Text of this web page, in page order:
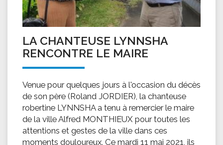
LA CHANTEUSE LYNNSHA
RENCONTRE LE MAIRE
Venue pour quelques jours à l'occasion du décès
de son père (Roland JORDIER), la chanteuse
robertine LYNNSHA a tenu à remercier le maire
de la ville Alfred MONTHIEUX pour toutes les
attentions et gestes de la ville dans ces
moments douloureux. Ce mardi 11 mai 2021, ils